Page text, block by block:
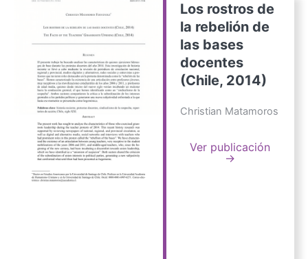
Los rostros de
la rebelión de
las bases
docentes
(Chile, 2014)
Christian Matamoros
Ver publicación
→